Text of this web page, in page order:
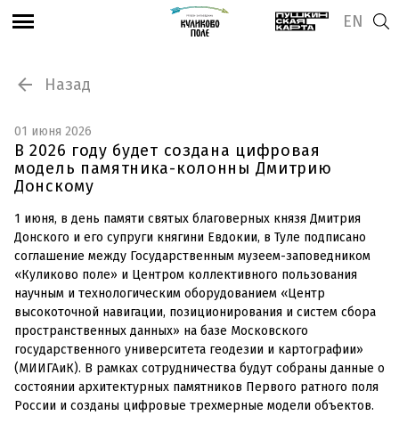
EN
Назад
01 июня 2026
В 2026 году будет создана цифровая
модель памятника-колонны Дмитрию
Донскому
1 июня, в день памяти святых благоверных князя Дмитрия
Донского и его супруги княгини Евдокии, в Туле подписано
соглашение между Государственным музеем-заповедником
«Куликово поле» и Центром коллективного пользования
научным и технологическим оборудованием «Центр
высокоточной навигации, позиционирования и систем сбора
пространственных данных» на базе Московского
государственного университета геодезии и картографии»
(МИИГАиК). В рамках сотрудничества будут собраны данные о
состоянии архитектурных памятников Первого ратного поля
России и созданы цифровые трехмерные модели объектов.